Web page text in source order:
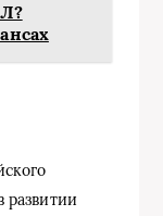
развитии